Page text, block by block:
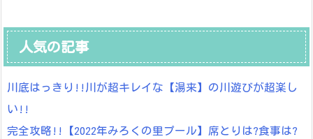
人気の記事
川底はっきり!!川が超キレイな【湯来】の川遊びが超楽し
い!!
完全攻略!!【2022年みろくの里プール】席とりは?食事は?